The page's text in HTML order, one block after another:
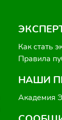
Как стать
Правила
НАШИ
Академия